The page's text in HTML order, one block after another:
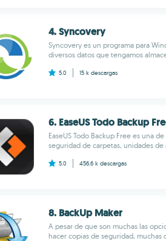
4. Syncovery
Syncovery es un programa para
diversos datos que tengamos
5.0 15 k descargas
6. EaseUS Todo Backup
EaseUS Todo Backup Free es una
seguridad de carpetas, unidades
5.0 456.6 k descargas
8. BackUp Maker
A pesar de que son muchas las
hacer copias de seguridad, muchas